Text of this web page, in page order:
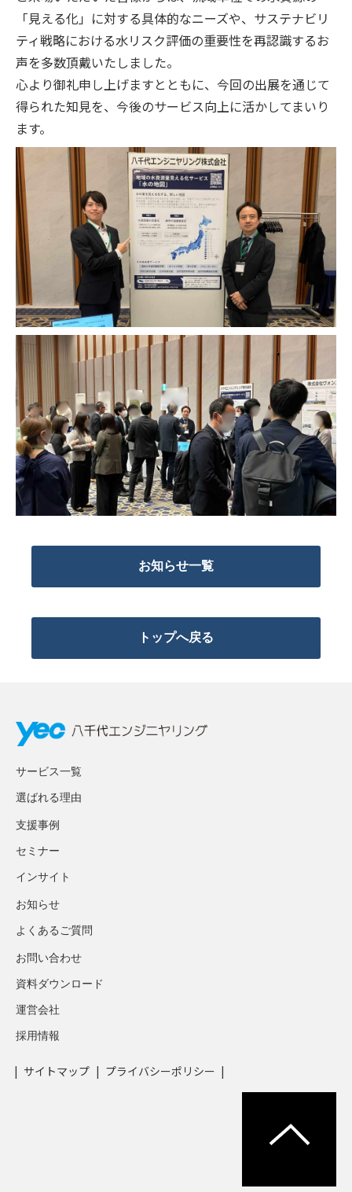
「見える化」に対する具体的なニーズや、サステナビリ
ティ戦略における水リスク評価の重要性を再認識するお
声を多数頂戴いたしました。
心より御礼申し上げますとともに、今回の出展を通じて
得られた知見を、今後のサービス向上に活かしてまいり
ます。
お知らせ一覧
トップへ戻る
サービス一覧
選ばれる理由
支援事例
セミナー
インサイト
お知らせ
よくあるご質問
お問い合わせ
資料ダウンロード
運営会社
採用情報
サイトマップ プライバシーポリシー